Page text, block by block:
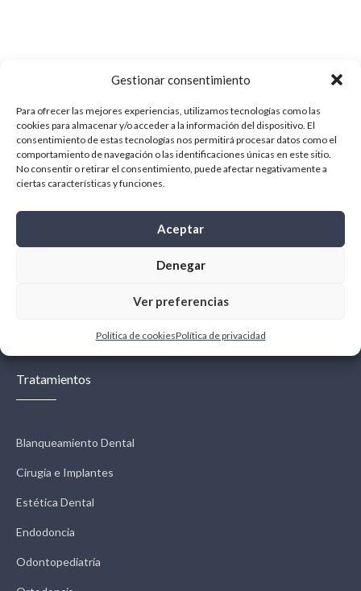
Gestionar consentimiento
Para ofrecer las mejores experiencias, utilizamos tecnologías como las
cookies para almacenar y/o acceder a la información del dispositivo. El
consentimiento de estas tecnologías nos permitirá procesar datos como el
comportamiento de navegación o las identificaciones únicas en este sitio.
No consentir o retirar el consentimiento, puede afectar negativamente a
ciertas características y funciones.
Aceptar
Denegar
Ver preferencias
Política de cookiesPolítica de privacidad
Tratamientos
Blanqueamiento Dental
Cirugía e Implantes
Estética Dental
Endodoncia
Odontopediatría